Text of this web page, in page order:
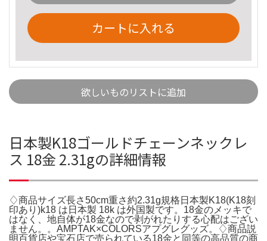
カートに入れる
欲しいものリストに追加
日本製K18ゴールドチェーンネックレ
ス 18金 2.31gの詳細情報
♢商品サイズ長さ50cm重さ約2.31g規格日本製K18(K18刻
印あり)k18 は日本製 18k は外国製です。18金のメッキで
はなく、地自体が18金なので剥がれたりする心配はござい
ません。。AMPTAK×COLORSアプグレグッズ。♢商品説
明百貨店や宝石店で売られている18金と同等の高品質の商